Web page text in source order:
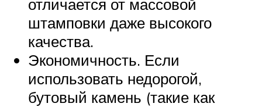
отличается от массовой
штамповки даже высокого
качества.
Экономичность. Если
использовать недорогой,
бутовый камень (такие как